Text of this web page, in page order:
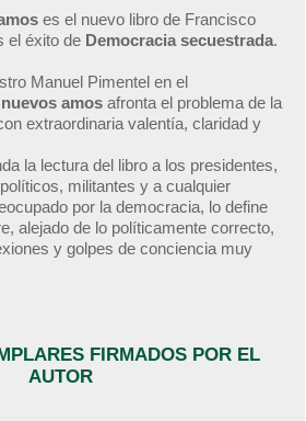
es el nuevo libro de Francisco
el éxito de Democracia secuestrada.
Manuel Pimentel en el
amos afronta el problema de la
extraordinaria valentía, claridad y
la lectura del libro a los presidentes,
militantes y a cualquier
por la democracia, lo define
alejado de lo políticamente correcto,
y golpes de conciencia muy
FIRMADOS POR EL
AUTOR